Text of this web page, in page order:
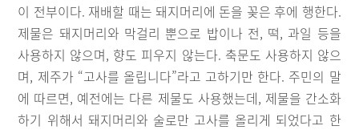
이 전부이다. 재배할 때는 돼지머리에 돈을 꽂은 후에 행한다.
제물은 돼지머리와 막걸리 뿐으로 밥이나 전, 떡, 과일 등을
사용하지 않으며, 향도 피우지 않는다. 축문도 사용하지 않으
며, 제주가 “고사를 올립니다”라고 고하기만 한다. 주민의 말
에 따르면, 예전에는 다른 제물도 사용했는데, 제물을 간소화
하기 위해서 돼지머리와 술로만 고사를 올리게 되었다고 한